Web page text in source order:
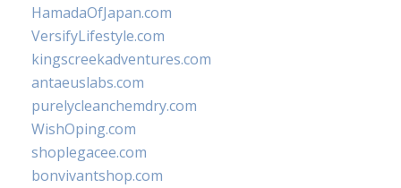
HamadaOfJapan.com
VersifyLifestyle.com
kingscreekadventures.com
antaeuslabs.com
purelycleanchemdry.com
WishOping.com
shoplegacee.com
bonvivantshop.com